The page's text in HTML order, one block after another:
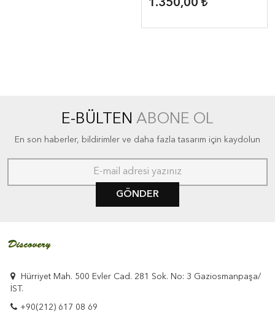
1.350,00
E-BÜLTEN ABONE OL
En son haberler, bildirimler ve daha fazla tasarım için kaydolun
GÖNDER
Hürriyet Mah. 500 Evler Cad. 281 Sok. No: 3 Gaziosmanpaşa/
İST.
+90(212) 617 08 69